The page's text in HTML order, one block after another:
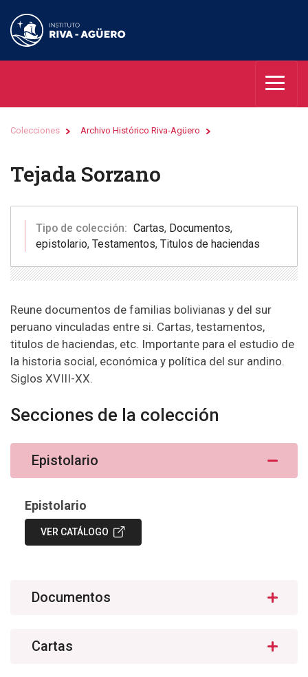
Colecciones Archivo Histórico Riva-Agüero
Tejada Sorzano
Tipo de colección: Cartas, Documentos,
epistolario, Testamentos, Titulos de haciendas
Reune documentos de familias bolivianas y del sur
peruano vinculadas entre si. Cartas, testamentos,
titulos de haciendas, etc. Importante para el estudio de
la historia social, económica y política del sur andino.
Siglos XVIII-XX.
Secciones de la colección
Epistolario
Epistolario
VER CATÁLOGO
Documentos
Cartas